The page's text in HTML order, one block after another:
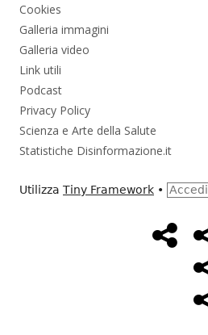
Cookies
Galleria immagini
Galleria video
Link utili
Podcast
Privacy Policy
Scienza e Arte della Salute
Statistiche Disinformazione.it
Utilizza Tiny Framework • Accedi
MenùHome
Page